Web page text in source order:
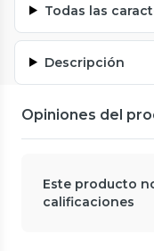
Todas las
Descripción
Opiniones del
Este producto
calificaciones